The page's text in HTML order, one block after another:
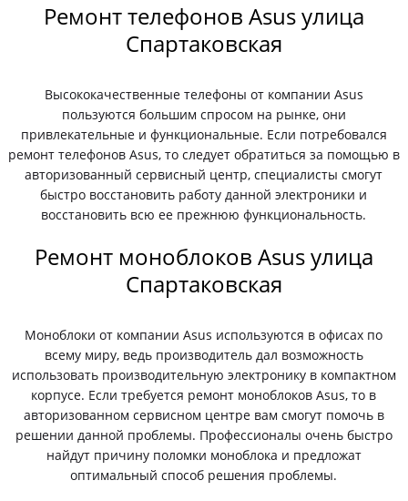
Ремонт телефонов Asus улица
Спартаковская
Высококачественные телефоны от компании Asus
пользуются большим спросом на рынке, они
привлекательные и функциональные. Если потребовался
ремонт телефонов Asus, то следует обратиться за помощью в
авторизованный сервисный центр, специалисты смогут
быстро восстановить работу данной электроники и
восстановить всю ее прежнюю функциональность.
Ремонт моноблоков Asus улица
Спартаковская
Моноблоки от компании Asus используются в офисах по
всему миру, ведь производитель дал возможность
использовать производительную электронику в компактном
корпусе. Если требуется ремонт моноблоков Asus, то в
авторизованном сервисном центре вам смогут помочь в
решении данной проблемы. Профессионалы очень быстро
найдут причину поломки моноблока и предложат
оптимальный способ решения проблемы.